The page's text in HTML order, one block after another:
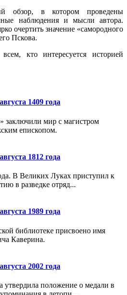
обзор, в котором проведены
наблюдения и мысли автора.
очертить значение «самородного
Пскова.
кто интересуется историей
1409 года
заключили мир с магистром
епископом.
1812 года
В Великих Луках приступил к
в разведке отряд...
1989 года
библиотеке присвоено имя
Каверина.
2002 года
утвердила положение о медали в